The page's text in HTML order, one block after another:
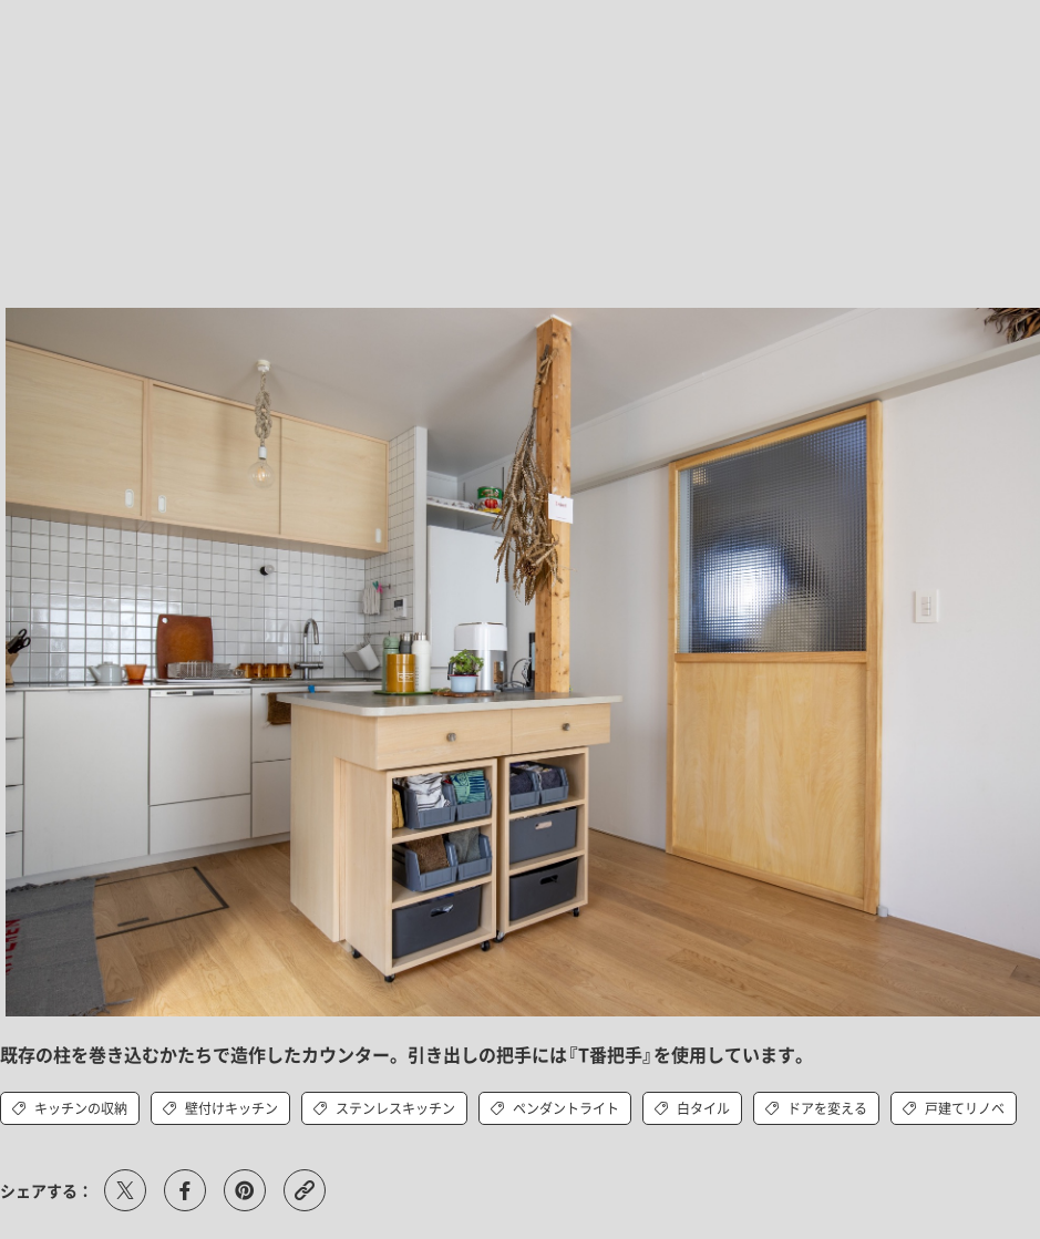
既存の柱を巻き込むかたちで造作したカウンター。引き出しの把手には『T番把手』を使用しています。
キッチンの収納 壁付けキッチン ステンレスキッチン ペンダントライト 白タイル ドアを変える 戸建てリノベ
シェアする：